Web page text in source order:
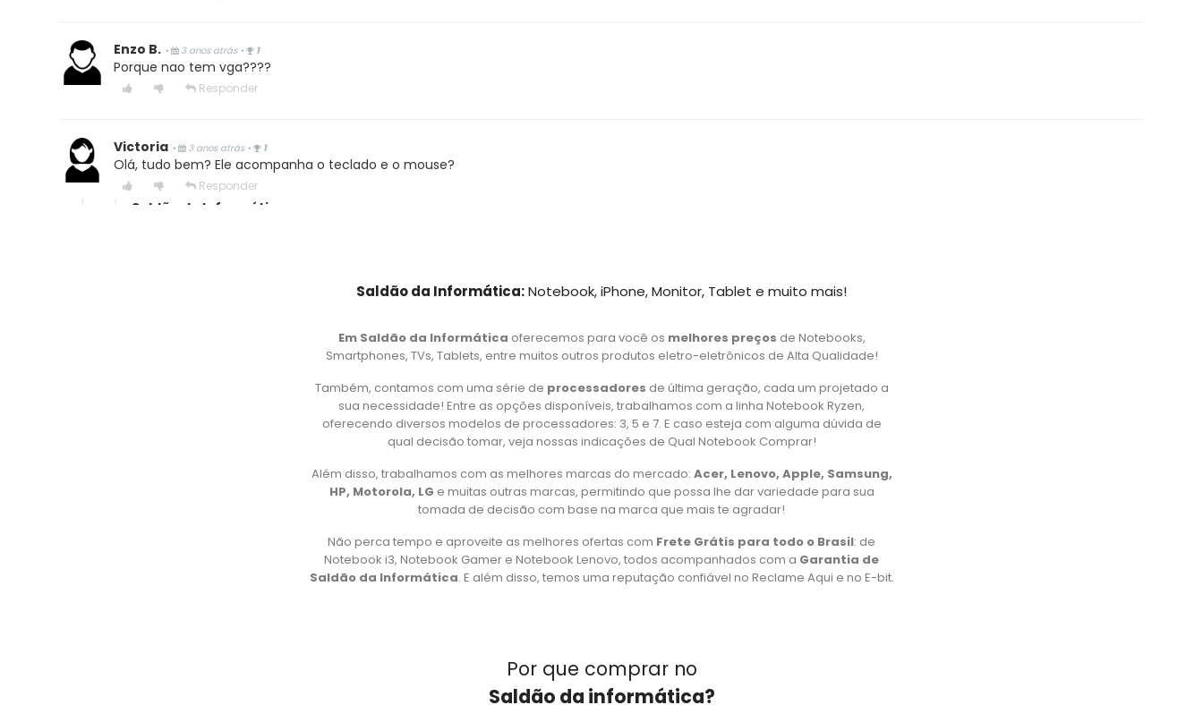
Enzo B. • 3 anos atrás • 1
Porque nao tem vga????
Responder
Victoria • 3 anos atrás • 1
Olá, tudo bem? Ele acompanha o teclado e o mouse?
Responder
Saldão da Informática
Saldão da Informática:Notebook, iPhone, Monitor, Tablet e muito mais!
Em Saldão da Informática oferecemos para você os melhores preços de Notebooks,
Smartphones, TVs, Tablets, entre muitos outros produtos eletro-eletrônicos de Alta Qualidade!
Também, contamos com uma série de processadores de última geração, cada um projetado a
sua necessidade! Entre as opções disponíveis, trabalhamos com a linha Notebook Ryzen,
oferecendo diversos modelos de processadores: 3, 5 e 7. E caso esteja com alguma dúvida de
qual decisão tomar, veja nossas indicações de Qual Notebook Comprar!
Além disso, trabalhamos com as melhores marcas do mercado: Acer, Lenovo, Apple, Samsung,
HP, Motorola, LG e muitas outras marcas, permitindo que possa lhe dar variedade para sua
tomada de decisão com base na marca que mais te agradar!
Não perca tempo e aproveite as melhores ofertas com Frete Grátis para todo o Brasil: de
Notebook i3, Notebook Gamer e Notebook Lenovo, todos acompanhados com a Garantia de
Saldão da Informática. E além disso, temos uma reputação confiável no Reclame Aqui e no E-bit.
Por que comprar no
Saldão da informática?